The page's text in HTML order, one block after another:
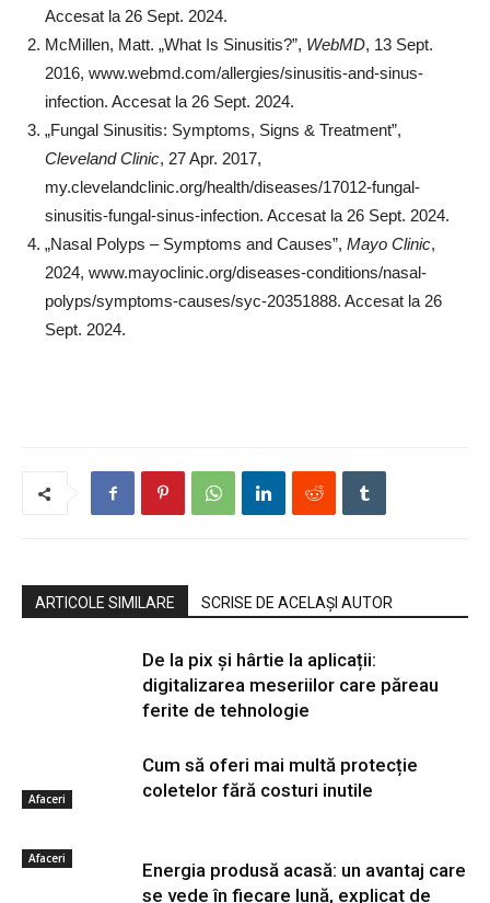
Accesat la 26 Sept. 2024.
McMillen, Matt. „What Is Sinusitis?”, WebMD, 13 Sept.
2016, www.webmd.com/allergies/sinusitis-and-sinus-
infection. Accesat la 26 Sept. 2024.
„Fungal Sinusitis: Symptoms, Signs & Treatment”,
Cleveland Clinic, 27 Apr. 2017,
my.clevelandclinic.org/health/diseases/17012-fungal-
sinusitis-fungal-sinus-infection. Accesat la 26 Sept. 2024.
„Nasal Polyps – Symptoms and Causes”, Mayo Clinic,
2024, www.mayoclinic.org/diseases-conditions/nasal-
polyps/symptoms-causes/syc-20351888. Accesat la 26
Sept. 2024.
ARTICOLE SIMILARE SCRISE DE ACELAȘI AUTOR
Afaceri
De la pix şi hârtie la aplicații:
digitalizarea meseriilor care păreau
ferite de tehnologie
Afaceri
Cum să oferi mai multă protecție
coletelor fără costuri inutile
Energia produsă acasă: un avantaj care
se vede în fiecare lună, explicat de